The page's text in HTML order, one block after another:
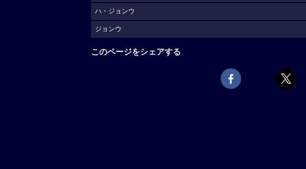
ハ・ジョンウ
ジョンウ
このページをシェアする